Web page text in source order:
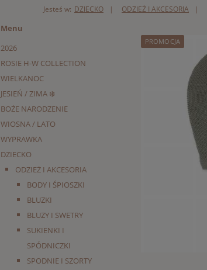
Jesteś w: DZIECKO ODZIEŻ I AKCESORIA
Menu
2026
ROSIE H-W COLLECTION
WIELKANOC
JESIEŃ / ZIMA ❄️
BOŻE NARODZENIE
WIOSNA / LATO
WYPRAWKA
DZIECKO
ODZIEŻ I AKCESORIA
BODY I ŚPIOSZKI
BLUZKI
BLUZY I SWETRY
SUKIENKI I
SPÓDNICZKI
SPODNIE I SZORTY
PROMOCJA